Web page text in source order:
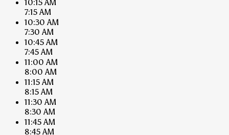
10:15 AM
7:15 AM
10:30 AM
7:30 AM
10:45 AM
7:45 AM
11:00 AM
8:00 AM
11:15 AM
8:15 AM
11:30 AM
8:30 AM
11:45 AM
8:45 AM